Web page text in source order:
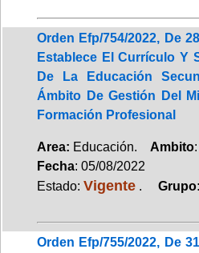
Orden Efp/754/2022, De
Establece El Currículo Y
De La Educación
Ámbito De Gestión Del
Formación Profesional
Area: Educación. Ambito
Fecha: 05/08/2022
Estado: Vigente . Grupo:
Orden Efp/755/2022, De